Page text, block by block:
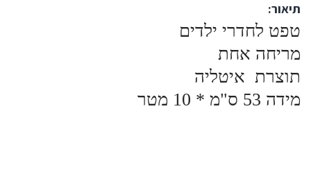
תיאור:
טפט לחדרי ילדים
מריחה אחת
תוצרת איטליה
מידה 53 ס"מ * 10 מטר